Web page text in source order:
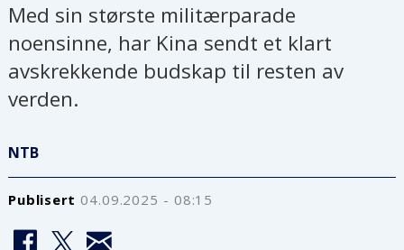
Med sin største militærparade
noensinne, har Kina sendt et klart
avskrekkende budskap til resten av
verden.
NTB
Publisert 04.09.2025 - 08:15